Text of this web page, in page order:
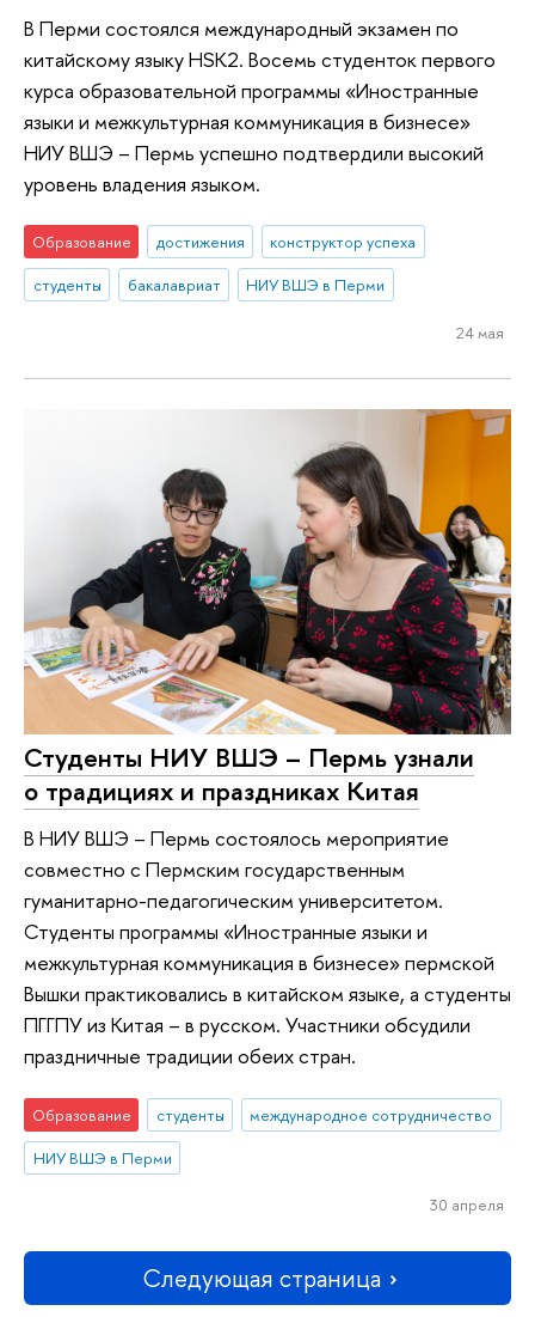
В Перми состоялся международный экзамен по
китайскому языку HSK2. Восемь студенток первого
курса образовательной программы «Иностранные
языки и межкультурная коммуникация в бизнесе»
НИУ ВШЭ – Пермь успешно подтвердили высокий
уровень владения языком.
Образование достижения
конструктор успеха
студенты
бакалавриат НИУ ВШЭ в Перми
24 мая
Студенты НИУ ВШЭ – Пермь узнали
о традициях и праздниках Китая
В НИУ ВШЭ – Пермь состоялось мероприятие
совместно с Пермским государственным
гуманитарно-педагогическим университетом.
Студенты программы «Иностранные языки и
межкультурная коммуникация в бизнесе» пермской
Вышки практиковались в китайском языке, а студенты
ПГГПУ из Китая – в русском. Участники обсудили
праздничные традиции обеих стран.
Образование студенты
международное сотрудничество
НИУ ВШЭ в Перми
30 апреля
Следующая страница